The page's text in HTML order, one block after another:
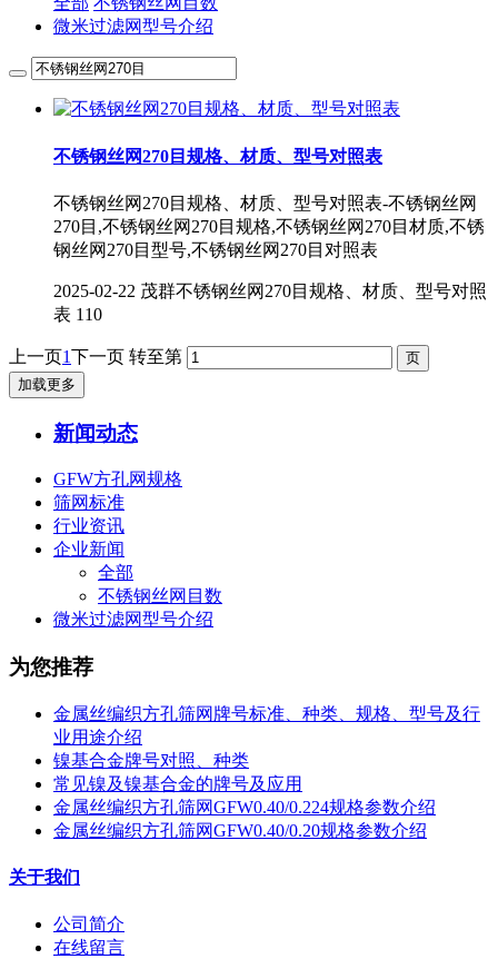
微米过滤网型号介绍
不锈钢丝网270目规格、材质、型号对照表
不锈钢丝网270目规格、材质、型号对照表-不锈钢丝网
270目,不锈钢丝网270目规格,不锈钢丝网270目材质,不锈
钢丝网270目型号,不锈钢丝网270目对照表
2025-02-22 茂群不锈钢丝网270目规格、材质、型号对照
表 110
上一页1下一页 转至第
加载更多
新闻动态
GFW方孔网规格
筛网标准
行业资讯
企业新闻
全部
不锈钢丝网目数
微米过滤网型号介绍
为您推荐
金属丝编织方孔筛网牌号标准、种类、规格、型号及行
业用途介绍
镍基合金牌号对照、种类
常见镍及镍基合金的牌号及应用
金属丝编织方孔筛网GFW0.40/0.224规格参数介绍
金属丝编织方孔筛网GFW0.40/0.20规格参数介绍
关于我们
公司简介
在线留言